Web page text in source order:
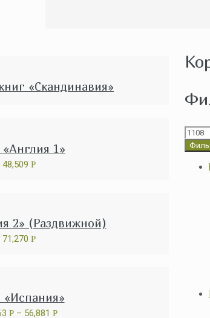
«Скандинавия»
1»
48,509Р
2» (Раздвижной)
71,270Р
«Испания»
Р – 56,881Р